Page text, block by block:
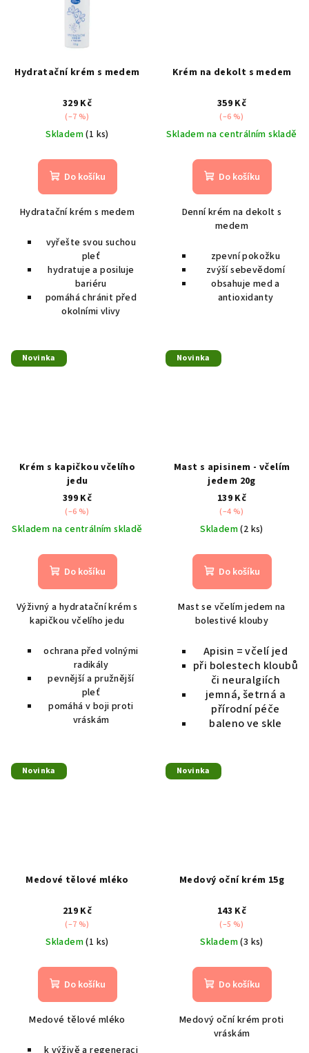
Hydratační krém s medem
329 Kč
(–7 %)
Skladem(1 ks)
Do košíku
Hydratační krém s medem
vyřešte svou suchou
pleť
hydratuje a posiluje
bariéru
pomáhá chránit před
okolními vlivy
Krém na dekolt s medem
359 Kč
(–6 %)
Skladem na centrálním skladě
Do košíku
Denní krém na dekolt s
medem
zpevní pokožku
zvýší sebevědomí
obsahuje med a
antioxidanty
Novinka
Krém s kapičkou včelího
jedu
399 Kč
(–6 %)
Skladem na centrálním skladě
Do košíku
Výživný a hydratační krém s
kapičkou včelího jedu
ochrana před volnými
radikály
pevnější a pružnější
pleť
pomáhá v boji proti
vráskám
Novinka
Mast s apisinem - včelím
jedem 20g
139 Kč
(–4 %)
Skladem(2 ks)
Do košíku
Mast se včelím jedem na
bolestivé klouby
Apisin = včelí jed
při bolestech kloubů
či neuralgiích
jemná, šetrná a
přírodní péče
baleno ve skle
Novinka
Medové tělové mléko
219 Kč
(–7 %)
Skladem(1 ks)
Do košíku
Medové tělové mléko
Novinka
Medový oční krém 15g
143 Kč
(–5 %)
Skladem(3 ks)
Do košíku
Medový oční krém proti
vráskám